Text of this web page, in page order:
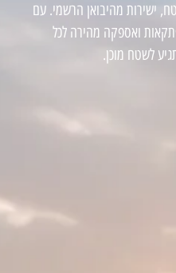
ישירות מהיבואן הרשמי. עם
ואספקה מהירה לכל
לשטח מוכן.